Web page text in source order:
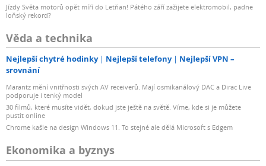
Jízdy Světa motorů opět míří do Letňan! Pátého září zažijete elektromobil, padne
loňský rekord?
Věda a technika
Nejlepší chytré hodinky Nejlepší telefony
Nejlepší VPN –
srovnání
Marantz mění vnitřnosti svých AV receiverů. Mají osmikanálový DAC a Dirac Live
podporuje i tenký model
30 filmů, které musíte vidět, dokud jste ještě na světě. Víme, kde si je můžete
pustit online
Chrome kašle na design Windows 11. To stejné ale dělá Microsoft s Edgem
Ekonomika a byznys